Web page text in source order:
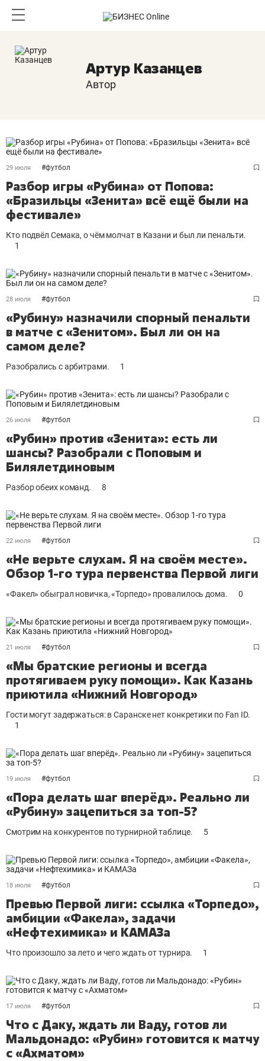
Артур Казанцев
Автор
29 июля #футбол
Разбор игры «Рубина» от Попова:
«Бразильцы «Зенита» всё ещё были на
фестивале»
Кто подвёл Семака, о чём молчат в Казани и был ли пенальти.
1
28 июля #футбол
«Рубину» назначили спорный пенальти
в матче с «Зенитом». Был ли он на
самом деле?
Разобрались с арбитрами. 1
26 июля #футбол
«Рубин» против «Зенита»: есть ли
шансы? Разобрали с Поповым и
Билялетдиновым
Разбор обеих команд. 8
22 июля #футбол
«Не верьте слухам. Я на своём месте».
Обзор 1-го тура первенства Первой лиги
«Факел» обыграл новичка, «Торпедо» провалилось дома. 0
21 июля #футбол
«Мы братские регионы и всегда
протягиваем руку помощи». Как Казань
приютила «Нижний Новгород»
Гости могут задержаться: в Саранске нет конкретики по Fan ID.
1
19 июля #футбол
«Пора делать шаг вперёд». Реально ли
«Рубину» зацепиться за топ-5?
Смотрим на конкурентов по турнирной таблице. 5
18 июля #футбол
Превью Первой лиги: ссылка «Торпедо»,
амбиции «Факела», задачи
«Нефтехимика» и КАМАЗа
Что произошло за лето и чего ждать от турнира. 1
17 июля #футбол
Что с Даку, ждать ли Ваду, готов ли
Мальдонадо: «Рубин» готовится к матчу
с «Ахматом»